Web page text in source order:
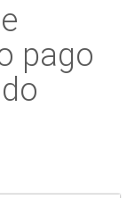
pago